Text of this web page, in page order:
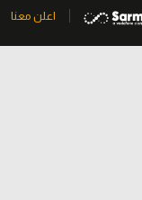
اعلن معنا